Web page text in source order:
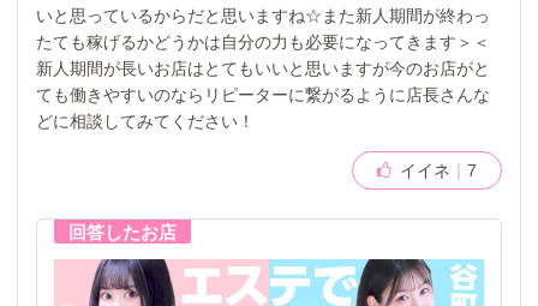
いと思っているからだと思いますね☆また新人期間が終わっ
たても稼げるかどうかは自分の力も必要になってきます＞＜
新人期間が長いお店はとてもいいと思いますが今のお店がと
ても働きやすいのならリピーターに繋がるように店長さんな
どに相談してみてください！
イイネ 7